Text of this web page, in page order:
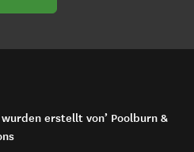
erstellt von’ Poolburn &